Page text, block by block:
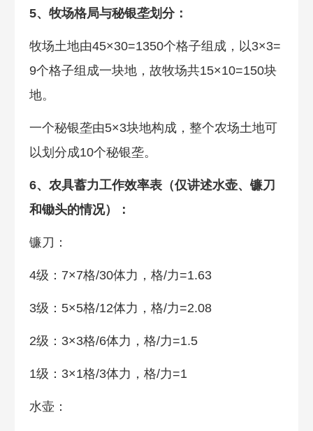
5、牧场格局与秘银垄划分：
牧场土地由45×30=1350个格子组成，以3×3=
9个格子组成一块地，故牧场共15×10=150块
地。
一个秘银垄由5×3块地构成，整个农场土地可
以划分成10个秘银垄。
6、农具蓄力工作效率表（仅讲述水壶、镰刀
和锄头的情况）：
镰刀：
4级：7×7格/30体力，格/力=1.63
3级：5×5格/12体力，格/力=2.08
2级：3×3格/6体力，格/力=1.5
1级：3×1格/3体力，格/力=1
水壶：